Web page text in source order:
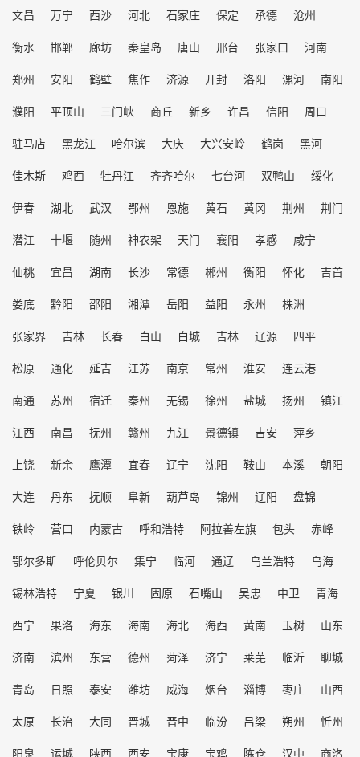
文昌
万宁 西沙 河北 石家庄 保定 承德
沧州
衡水
邯郸 廊坊 秦皇岛 唐山 邢台 张家口
河南
郑州
安阳 鹤壁 焦作 济源 开封 洛阳 漯河
南阳
濮阳
平顶山 三门峡 商丘 新乡 许昌 信阳
周口
驻马店
黑龙江 哈尔滨 大庆 大兴安岭 鹤岗
黑河
佳木斯
鸡西 牡丹江 齐齐哈尔 七台河 双鸭山
绥化
伊春
湖北 武汉 鄂州 恩施 黄石 黄冈 荆州
荆门
潜江
十堰 随州 神农架 天门 襄阳 孝感
咸宁
仙桃
宜昌 湖南 长沙 常德 郴州 衡阳 怀化
吉首
娄底
黔阳 邵阳 湘潭 岳阳 益阳 永州
株洲
张家界
吉林 长春 白山 白城 吉林 辽源
四平
松原
通化 延吉 江苏 南京 常州 淮安
连云港
南通
苏州 宿迁 秦州 无锡 徐州 盐城 扬州
镇江
江西
南昌 抚州 赣州 九江 景德镇 吉安
萍乡
上饶
新余 鹰潭 宜春 辽宁 沈阳 鞍山 本溪
朝阳
大连
丹东 抚顺 阜新 葫芦岛 锦州 辽阳
盘锦
铁岭
营口 内蒙古 呼和浩特 阿拉善左旗 包头
赤峰
鄂尔多斯
呼伦贝尔 集宁 临河 通辽 乌兰浩特
乌海
锡林浩特
宁夏 银川 固原 石嘴山 吴忠 中卫
青海
西宁
果洛 海东 海南 海北 海西 黄南 玉树
山东
济南
滨州 东营 德州 菏泽 济宁 莱芜 临沂
聊城
青岛
日照 泰安 潍坊 威海 烟台 淄博 枣庄
山西
太原
长治 大同 晋城 晋中 临汾 吕梁 朔州
忻州
阳泉
运城 陕西 西安 宝康 宝鸡 陈仓 汉中
商洛